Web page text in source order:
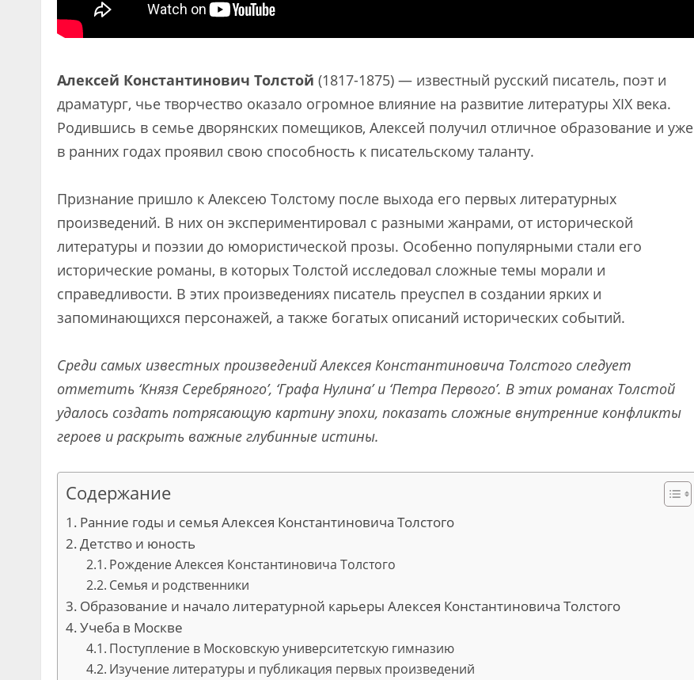
Алексей Константинович Толстой (1817-1875) — известный русский писатель, поэт и
драматург, чье творчество оказало огромное влияние на развитие литературы XIX века.
Родившись в семье дворянских помещиков, Алексей получил отличное образование и уже
в ранних годах проявил свою способность к писательскому таланту.
Признание пришло к Алексею Толстому после выхода его первых литературных
произведений. В них он экспериментировал с разными жанрами, от исторической
литературы и поэзии до юмористической прозы. Особенно популярными стали его
исторические романы, в которых Толстой исследовал сложные темы морали и
справедливости. В этих произведениях писатель преуспел в создании ярких и
запоминающихся персонажей, а также богатых описаний исторических событий.
Среди самых известных произведений Алексея Константиновича Толстого следует
отметить ‘Князя Серебряного’, ‘Графа Нулина’ и ‘Петра Первого’. В этих романах Толстой
удалось создать потрясающую картину эпохи, показать сложные внутренние конфликты
героев и раскрыть важные глубинные истины.
Содержание
Ранние годы и семья Алексея Константиновича Толстого
Детство и юность
Рождение Алексея Константиновича Толстого
Семья и родственники
Образование и начало литературной карьеры Алексея Константиновича Толстого
Учеба в Москве
Поступление в Московскую университетскую гимназию
Изучение литературы и публикация первых произведений